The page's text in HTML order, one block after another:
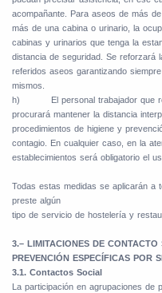
acompañante. Para aseos de más
más de una cabina o urinario, la
cabinas y urinarios que tenga la
distancia de seguridad. Se reforzará
referidos aseos garantizando
mismos.
h)
El personal trabajador que
procurará mantener la distancia
procedimientos de higiene y
contagio. En cualquier caso, en la
establecimientos será obligatorio el
Todas estas medidas se aplicarán a
preste algún
tipo de servicio de hostelería y
3.– LIMITACIONES DE
PREVENCIÓN ESPECÍFICAS POR
3.1. Contactos Social
La participación en agrupaciones